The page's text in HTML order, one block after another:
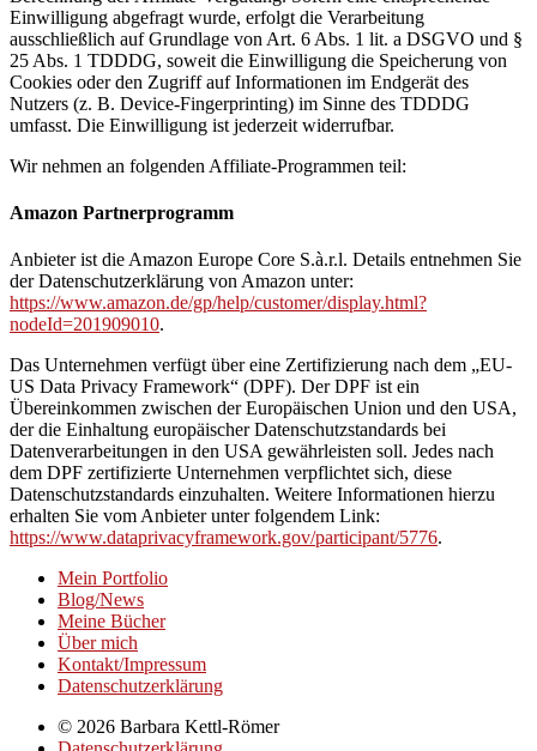
Einwilligung abgefragt wurde, erfolgt die Verarbeitung
ausschließlich auf Grundlage von Art. 6 Abs. 1 lit. a DSGVO und §
25 Abs. 1 TDDDG, soweit die Einwilligung die Speicherung von
Cookies oder den Zugriff auf Informationen im Endgerät des
Nutzers (z. B. Device-Fingerprinting) im Sinne des TDDDG
umfasst. Die Einwilligung ist jederzeit widerrufbar.
Wir nehmen an folgenden Affiliate-Programmen teil:
Amazon Partner­programm
Anbieter ist die Amazon Europe Core S.à.r.l. Details entnehmen Sie
der Datenschutzerklärung von Amazon unter:
https://www.amazon.de/gp/help/customer/display.html?
nodeId=201909010.
Das Unternehmen verfügt über eine Zertifizierung nach dem „EU-
US Data Privacy Framework“ (DPF). Der DPF ist ein
Übereinkommen zwischen der Europäischen Union und den USA,
der die Einhaltung europäischer Datenschutzstandards bei
Datenverarbeitungen in den USA gewährleisten soll. Jedes nach
dem DPF zertifizierte Unternehmen verpflichtet sich, diese
Datenschutzstandards einzuhalten. Weitere Informationen hierzu
erhalten Sie vom Anbieter unter folgendem Link:
https://www.dataprivacyframework.gov/participant/5776.
Mein Portfolio
Blog/News
Meine Bücher
Über mich
Kontakt/Impressum
Datenschutzerklärung
© 2026 Barbara Kettl-Römer